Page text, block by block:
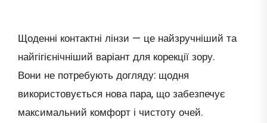
Щоденні контактні лінзи — це найзручніший та
найгігієнічніший варіант для корекції зору.
Вони не потребують догляду: щодня
використовується нова пара, що забезпечує
максимальний комфорт і чистоту очей.